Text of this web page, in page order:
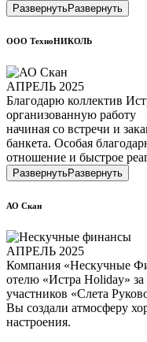
РазвернутьРазвернуть
ООО ТехноНИКОЛЬ
АПРЕЛЬ 2025
Благодарю коллектив
организованную работу
начиная со встречи и
банкета. Особая
отношение и быстрое
РазвернутьРазвернуть
АО Скан
АПРЕЛЬ 2025
Компания «Нескучные
отелю «Истра Holiday»
участников «Слета
Вы создали атмосферу
настроения.